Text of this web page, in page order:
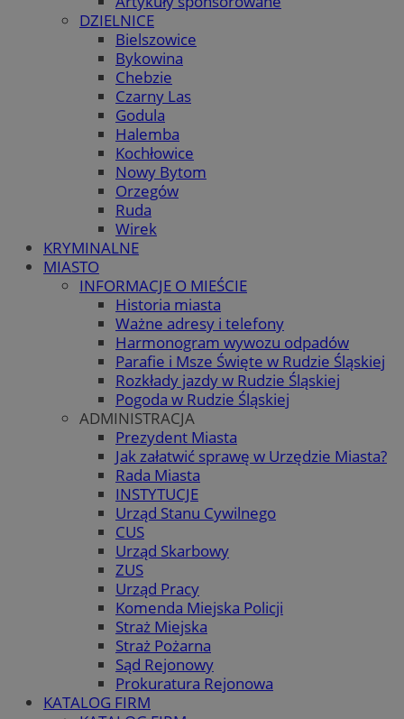
DZIELNICE
Bielszowice
Bykowina
Chebzie
Czarny Las
Godula
Halemba
Kochłowice
Nowy Bytom
Orzegów
Ruda
Wirek
KRYMINALNE
MIASTO
INFORMACJE O MIEŚCIE
Historia miasta
Ważne adresy i telefony
Harmonogram wywozu odpadów
Parafie i Msze Święte w Rudzie Śląskiej
Rozkłady jazdy w Rudzie Śląskiej
Pogoda w Rudzie Śląskiej
ADMINISTRACJA
Prezydent Miasta
Jak załatwić sprawę w Urzędzie Miasta?
Rada Miasta
INSTYTUCJE
Urząd Stanu Cywilnego
CUS
Urząd Skarbowy
ZUS
Urząd Pracy
Komenda Miejska Policji
Straż Miejska
Straż Pożarna
Sąd Rejonowy
Prokuratura Rejonowa
KATALOG FIRM